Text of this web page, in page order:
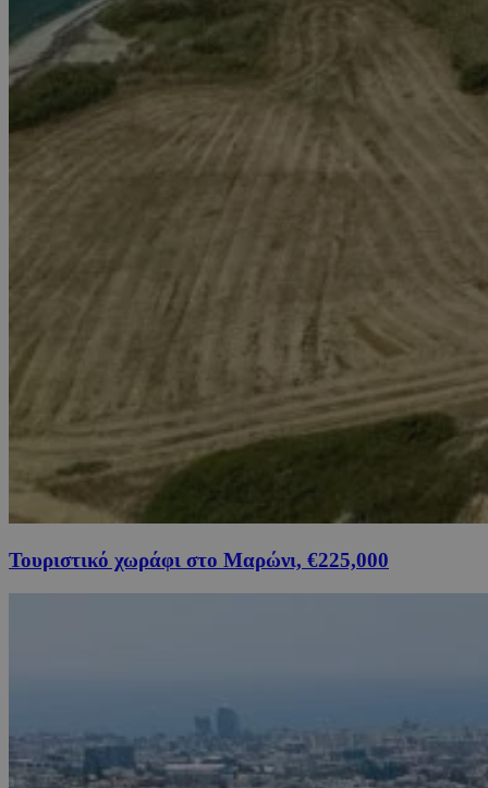
Τουριστικό χωράφι στο Μαρώνι, €225,000